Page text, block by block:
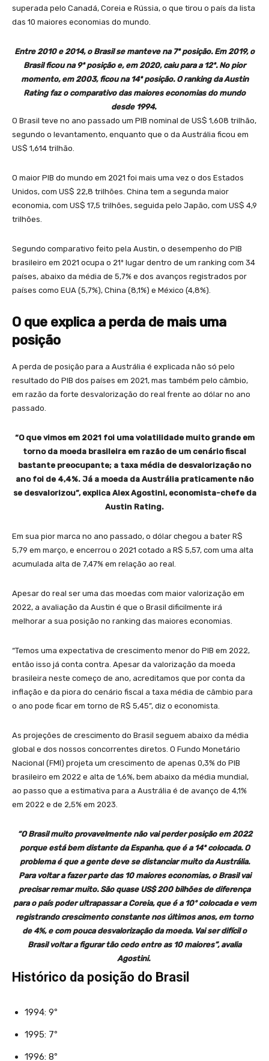
superada pelo Canadá, Coreia e Rússia, o que tirou o país da lista
das 10 maiores economias do mundo.
Entre 2010 e 2014, o Brasil se manteve na 7ª posição. Em 2019, o
Brasil ficou na 9ª posição e, em 2020, caiu para a 12ª. No pior
momento, em 2003, ficou na 14ª posição. O ranking da Austin
Rating faz o comparativo das maiores economias do mundo
desde 1994.
O Brasil teve no ano passado um PIB nominal de US$ 1,608 trilhão,
segundo o levantamento, enquanto que o da Austrália ficou em
US$ 1,614 trilhão.
O maior PIB do mundo em 2021 foi mais uma vez o dos Estados
Unidos, com US$ 22,8 trilhões. China tem a segunda maior
economia, com US$ 17,5 trilhões, seguida pelo Japão, com US$ 4,9
trilhões.
Segundo comparativo feito pela Austin, o desempenho do PIB
brasileiro em 2021 ocupa o 21º lugar dentro de um ranking com 34
países, abaixo da média de 5,7% e dos avanços registrados por
países como EUA (5,7%), China (8,1%) e México (4,8%).
O que explica a perda de mais uma
posição
A perda de posição para a Austrália é explicada não só pelo
resultado do PIB dos países em 2021, mas também pelo câmbio,
em razão da forte desvalorização do real frente ao dólar no ano
passado.
“O que vimos em 2021 foi uma volatilidade muito grande em
torno da moeda brasileira em razão de um cenário fiscal
bastante preocupante; a taxa média de desvalorização no
ano foi de 4,4%. Já a moeda da Austrália praticamente não
se desvalorizou”, explica Alex Agostini, economista-chefe da
Austin Rating.
Em sua pior marca no ano passado, o dólar chegou a bater R$
5,79 em março, e encerrou o 2021 cotado a R$ 5,57, com uma alta
acumulada alta de 7,47% em relação ao real.
Apesar do real ser uma das moedas com maior valorização em
2022, a avaliação da Austin é que o Brasil dificilmente irá
melhorar a sua posição no ranking das maiores economias.
“Temos uma expectativa de crescimento menor do PIB em 2022,
então isso já conta contra. Apesar da valorização da moeda
brasileira neste começo de ano, acreditamos que por conta da
inflação e da piora do cenário fiscal a taxa média de câmbio para
o ano pode ficar em torno de R$ 5,45”, diz o economista.
As projeções de crescimento do Brasil seguem abaixo da média
global e dos nossos concorrentes diretos. O Fundo Monetário
Nacional (FMI) projeta um crescimento de apenas 0,3% do PIB
brasileiro em 2022 e alta de 1,6%, bem abaixo da média mundial,
ao passo que a estimativa para a Austrália é de avanço de 4,1%
em 2022 e de 2,5% em 2023.
“O Brasil muito provavelmente não vai perder posição em 2022
porque está bem distante da Espanha, que é a 14ª colocada. O
problema é que a gente deve se distanciar muito da Austrália.
Para voltar a fazer parte das 10 maiores economias, o Brasil vai
precisar remar muito. São quase US$ 200 bilhões de diferença
para o país poder ultrapassar a Coreia, que é a 10º colocada e vem
registrando crescimento constante nos últimos anos, em torno
de 4%, e com pouca desvalorização da moeda. Vai ser difícil o
Brasil voltar a figurar tão cedo entre as 10 maiores”, avalia
Agostini.
Histórico da posição do Brasil
1994: 9º
1995: 7º
1996: 8º